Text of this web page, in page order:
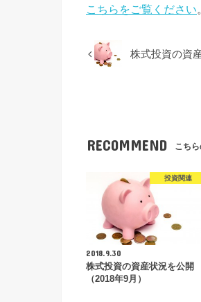
こちらをご覧ください。
株式投資の資
RECOMMEND こちら
投資関連
2018.9.30
株式投資の資産状況を公開
（2018年9月）